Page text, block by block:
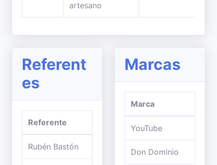
artesano
Referent
es
Referente
Rubén Bastón
Marcas
Marca
YouTube
Don Dominio